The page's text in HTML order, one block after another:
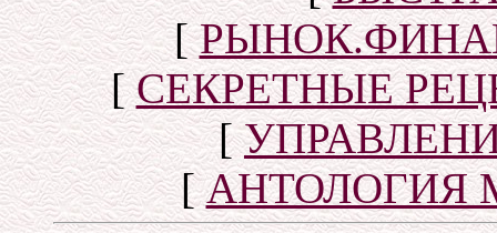
[
[СЕКРЕТНЫЕ
[
[АНТОЛОГИЯ